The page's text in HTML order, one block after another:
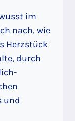
im
nach, wie
Herzstück
durch
und